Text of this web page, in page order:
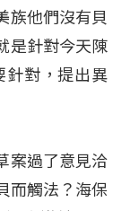
族他們沒有貝
是針對今天陳
針對，提出異
案過了意見洽
而觸法？海保